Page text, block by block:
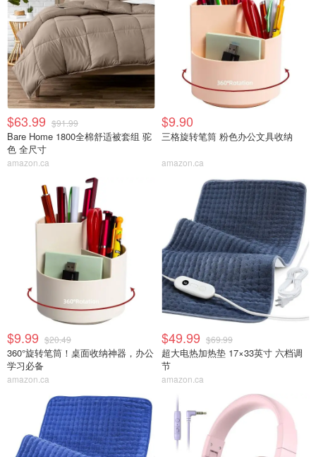
$63.99 $91.99
Bare Home 1800全棉舒适被套组 驼
色 全尺寸
amazon.ca
$9.90
三格旋转笔筒 粉色办公文具收纳
amazon.ca
$9.99 $20.49
360°旋转笔筒！桌面收纳神器，办公
学习必备
amazon.ca
$49.99 $69.99
超大电热加热垫 17×33英寸 六档调
节
amazon.ca